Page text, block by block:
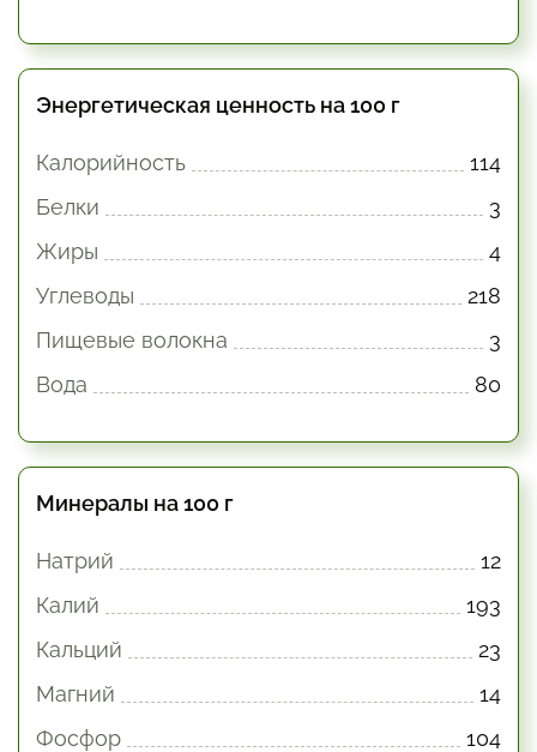
Энергетическая ценность на 100 г
Калорийность
114
Белки
3
Жиры
4
Углеводы
218
Пищевые волокна
3
Вода
80
Минералы на 100 г
Натрий
12
Калий
193
Кальций
23
Магний
14
Фосфор
104